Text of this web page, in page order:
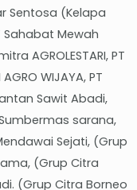
Sentosa (Kelapa
Sahabat Mewah
AGROLESTARI, PT
WIJAYA, PT
Sawit Abadi,
sarana,
Sejati, (Grup
(Grup Citra
(Grup Citra Borneo